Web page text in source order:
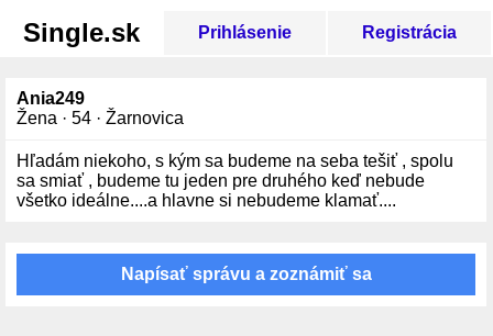
Single.sk Prihlásenie Registrácia
Ania249
Žena · 54 · Žarnovica
Hľadám niekoho, s kým sa budeme na seba tešiť , spolu
sa smiať , budeme tu jeden pre druhého keď nebude
všetko ideálne....a hlavne si nebudeme klamať....
Napísať správu a zoznámiť sa